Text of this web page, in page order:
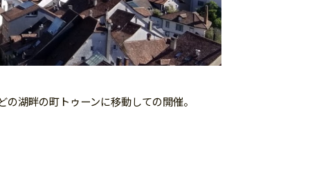
湖畔の町トゥーンに移動しての開催。